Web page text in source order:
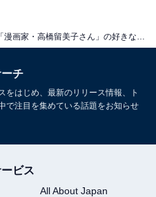
ーチ
をはじめ、最新のリリース情報、ト
で注目を集めている話題をお知らせ
ビス
All About Japan